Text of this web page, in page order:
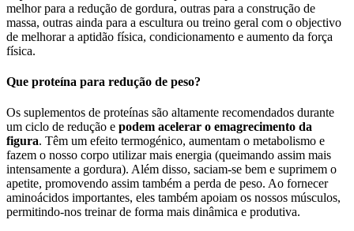
melhor para a redução de gordura, outras para a construção de
massa, outras ainda para a escultura ou treino geral com o objectivo
de melhorar a aptidão física, condicionamento e aumento da força
física.
Que proteína para redução de peso?
Os suplementos de proteínas são altamente recomendados durante
um ciclo de redução e podem acelerar o emagrecimento da
figura. Têm um efeito termogénico, aumentam o metabolismo e
fazem o nosso corpo utilizar mais energia (queimando assim mais
intensamente a gordura). Além disso, saciam-se bem e suprimem o
apetite, promovendo assim também a perda de peso. Ao fornecer
aminoácidos importantes, eles também apoiam os nossos músculos,
permitindo-nos treinar de forma mais dinâmica e produtiva.